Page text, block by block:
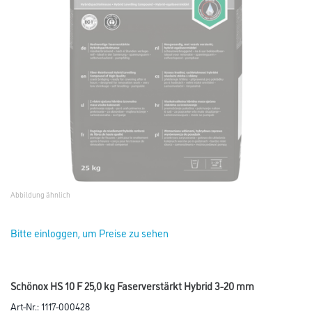
Abbildung ähnlich
Bitte einloggen, um Preise zu sehen
Schönox HS 10 F 25,0 kg Faserverstärkt Hybrid 3-20 mm
Art-Nr.:1117-000428